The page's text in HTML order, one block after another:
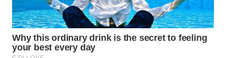
KONSUMEN
LISTRIK